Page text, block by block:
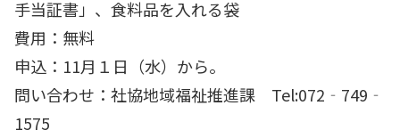
手当証書」、食料品を入れる袋
費用：無料
申込：11月１日（水）から。
問い合わせ：社協地域福祉推進課 Tel:072‐749‐
1575